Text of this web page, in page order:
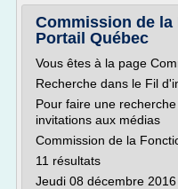
Commission de
Portail Québec
Vous êtes à la page
Recherche dans le Fil
Pour faire une
invitations aux médias
Commission de la
11 résultats
Jeudi 08 décembre 2016